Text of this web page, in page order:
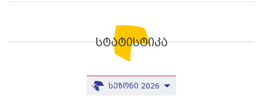
სტატისტიკა
სეზონი 2026